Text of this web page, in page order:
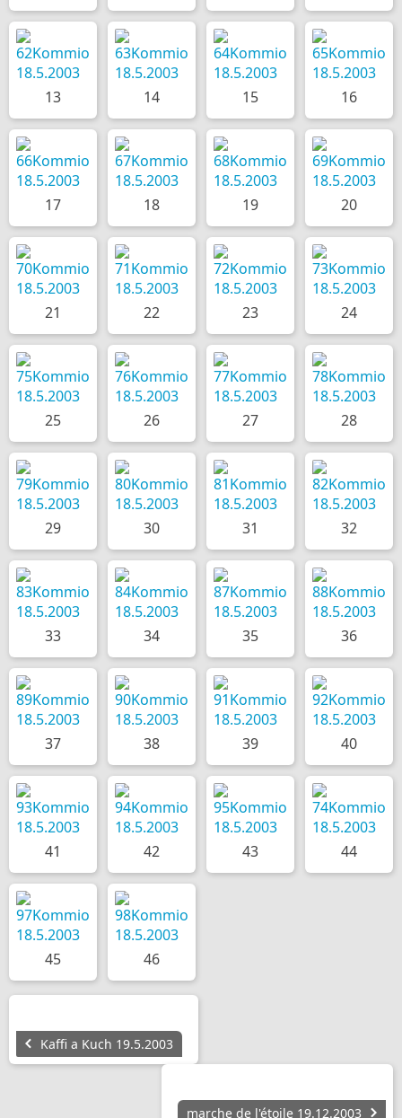
13 14 15 16
17 18 19 20
21 22 23 24
25 26 27 28
29 30 31 32
33 34 35 36
37 38 39 40
41 42 43 44
45 46
Kaffi a Kuch 19.5.2003
marche de l'étoile 19.12.2003